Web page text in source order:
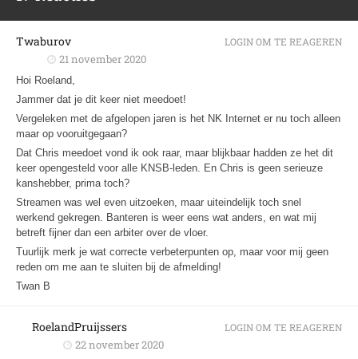
Twaburov
21 november 2020
Hoi Roeland,
Jammer dat je dit keer niet meedoet!
Vergeleken met de afgelopen jaren is het NK Internet er nu toch alleen
maar op vooruitgegaan?
Dat Chris meedoet vond ik ook raar, maar blijkbaar hadden ze het dit
keer opengesteld voor alle KNSB-leden. En Chris is geen serieuze
kanshebber, prima toch?
Streamen was wel even uitzoeken, maar uiteindelijk toch snel
werkend gekregen. Banteren is weer eens wat anders, en wat mij
betreft fijner dan een arbiter over de vloer.
Tuurlijk merk je wat correcte verbeterpunten op, maar voor mij geen
reden om me aan te sluiten bij de afmelding!
Twan B
LOGIN OM TE REAGEREN
RoelandPruijssers
22 november 2020
LOGIN OM TE REAGEREN